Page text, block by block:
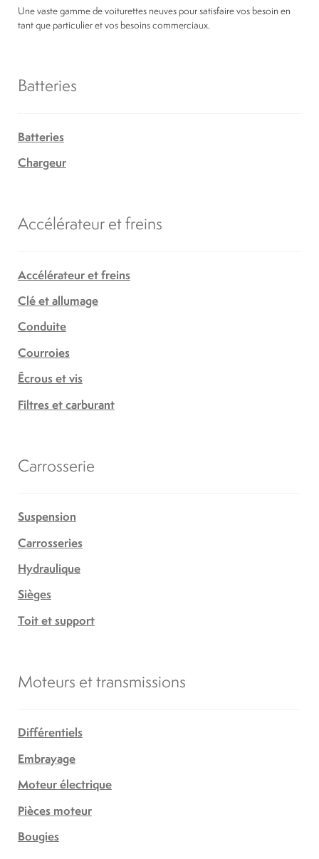
Une vaste gamme de voiturettes neuves pour satisfaire vos besoin en
tant que particulier et vos besoins commerciaux.
Batteries
Batteries
Chargeur
Accélérateur et freins
Accélérateur et freins
Clé et allumage
Conduite
Courroies
Écrous et vis
Filtres et carburant
Carrosserie
Suspension
Carrosseries
Hydraulique
Sièges
Toit et support
Moteurs et transmissions
Différentiels
Embrayage
Moteur électrique
Pièces moteur
Bougies